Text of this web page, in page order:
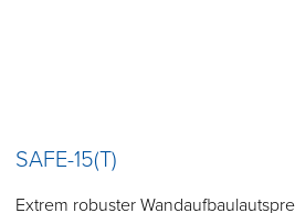
SAFE-15(T)
Extrem robuster